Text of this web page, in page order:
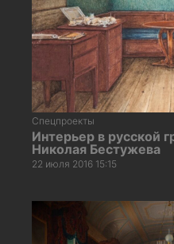
Спецпроекты
Интерьер в русской
Николая Бестужева
22 июля 2016 15:15